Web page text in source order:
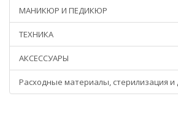
МАНИКЮР И ПЕДИКЮР
ТЕХНИКА
АКСЕССУАРЫ
Расходные материалы, стерилизация и